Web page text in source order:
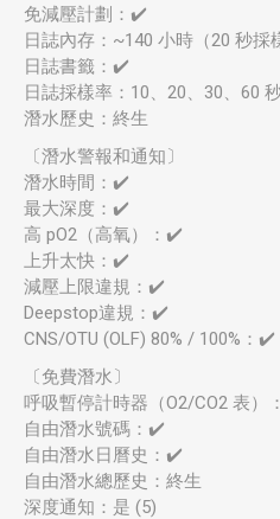
免減壓計劃：✔️
日誌內存：~140 小時（20 秒採
日誌書籤：✔️
日誌採樣率：10、20、30、60
潛水歷史：終生
〔潛水警報和通知〕
潛水時間：✔️
最大深度：✔️
高 pO2（高氧）：✔️
上升太快：✔️
減壓上限違規：✔️
Deepstop違規：✔️
CNS/OTU (OLF) 80% / 100%：✔️
〔免費潛水〕
呼吸暫停計時器（O2/CO2 表）
自由潛水號碼：✔️
自由潛水日曆史：✔️
自由潛水總歷史：終生
深度通知：是 (5)